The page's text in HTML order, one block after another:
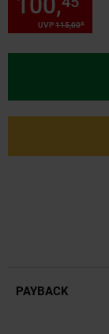
UVP115,00*
PAYBACK